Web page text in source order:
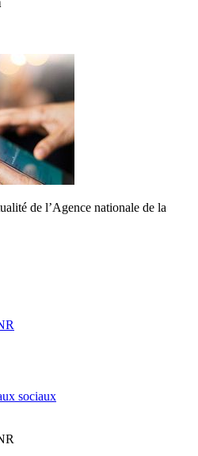
de l’Agence nationale de la
sociaux